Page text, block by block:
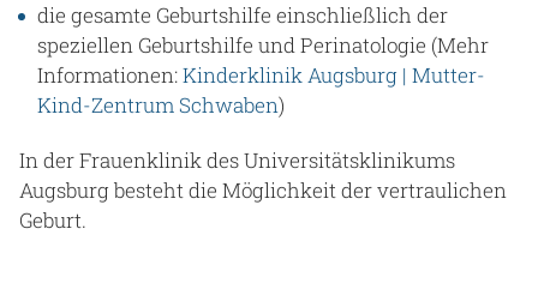
die gesamte Geburtshilfe einschließlich der
speziellen Geburtshilfe und Perinatologie (Mehr
Informationen:Kinderklinik Augsburg | Mutter-
Kind-Zentrum Schwaben)
In der Frauenklinik des Universitätsklinikums
Augsburg besteht die Möglichkeit der vertraulichen
Geburt.